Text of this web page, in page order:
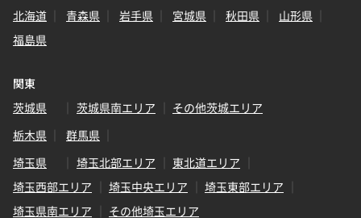
北海道
青森県 岩手県 宮城県 秋田県
山形県
福島県
関東
茨城県
茨城県南エリア
その他茨城エリア
栃木県
群馬県
埼玉県
埼玉北部エリア
東北道エリア
埼玉西部エリア
埼玉中央エリア
埼玉東部エリア
埼玉県南エリア
その他埼玉エリア